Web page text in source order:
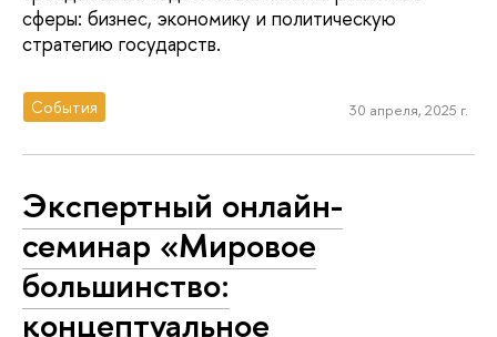
сферы: бизнес, экономику и политическую
стратегию государств.
События 30 апреля, 2025 г.
Экспертный онлайн-
семинар «Мировое
большинство:
концептуальное